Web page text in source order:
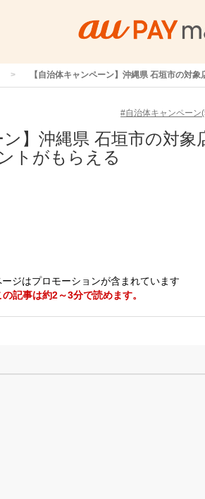
【自治体キャンペーン】沖縄県 石垣市の対
#自治体キャンペーン
ン】沖縄県 石垣市の対象
トがもらえる
ージはプロモーションが含まれています
の記事は約2～3分で読めます。